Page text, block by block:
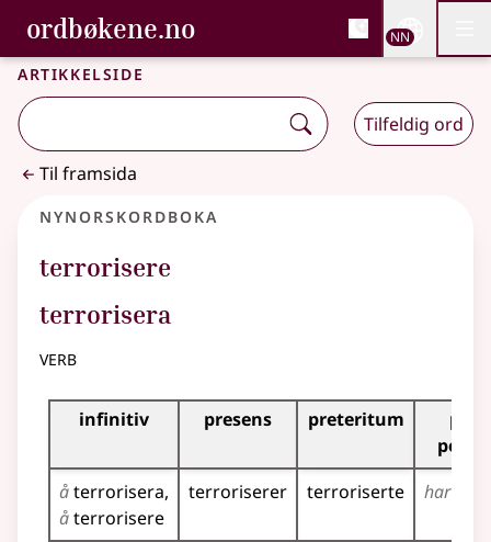
Gå til hovudinnhald
Tilgjenge
ordbøkene.no, Bokmålsordboka og
Bokmålsordboka og Nynorskordboka
NN
Artikkelside
Tilfeldig ord
Til framsida
Nynorskordboka
terrorisere
terrorisera
verb
Bøyningstabell for dette verbet
infinitiv presens preteritum
återrorisera
återrorisere
terroriserer terroriserte har